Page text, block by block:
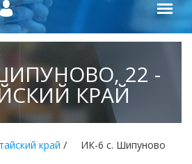
22 -
КРАЙ
край / ИК-6 с. Шипуново